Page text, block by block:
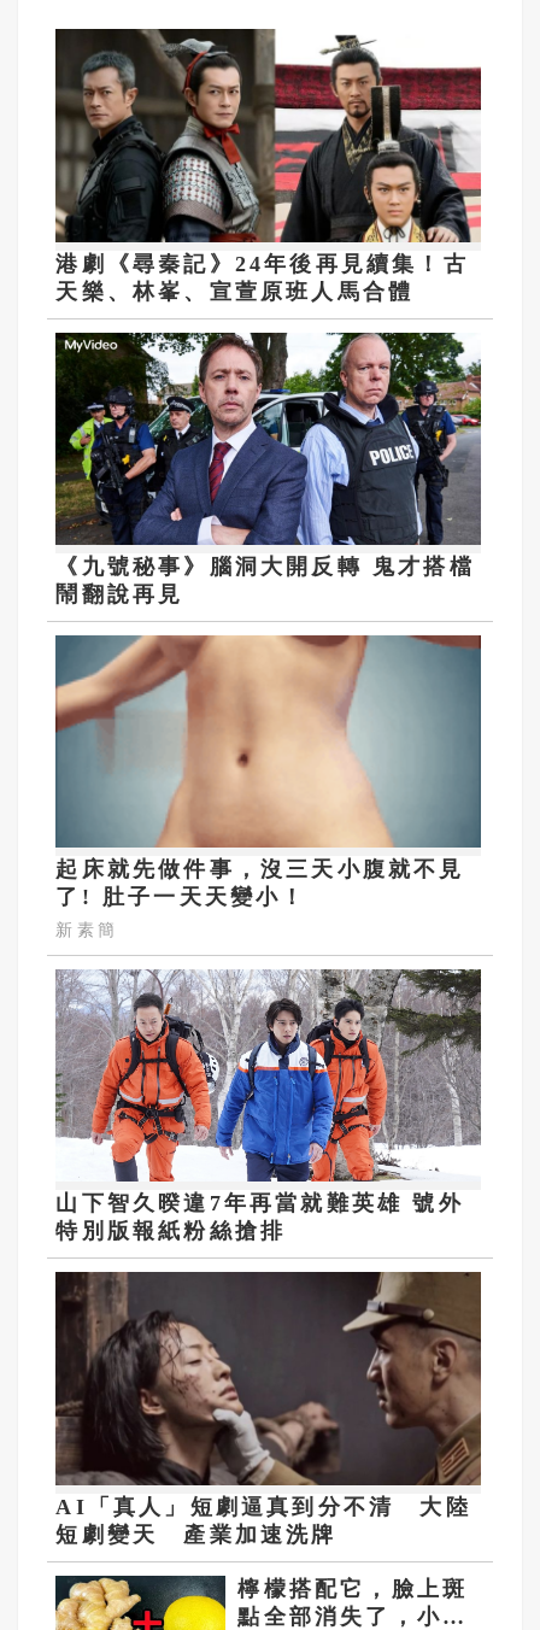
港劇《尋秦記》24年後再見續集！古
天樂、林峯、宣萱原班人馬合體
《九號秘事》腦洞大開反轉 鬼才搭檔
鬧翻說再見
起床就先做件事，沒三天小腹就不見
了! 肚子一天天變小！
新素簡
山下智久暌違7年再當就難英雄 號外
特別版報紙粉絲搶排
AI「真人」短劇逼真到分不清 大陸
短劇變天 產業加速洗牌
檸檬搭配它，臉上斑
點全部消失了，小肚